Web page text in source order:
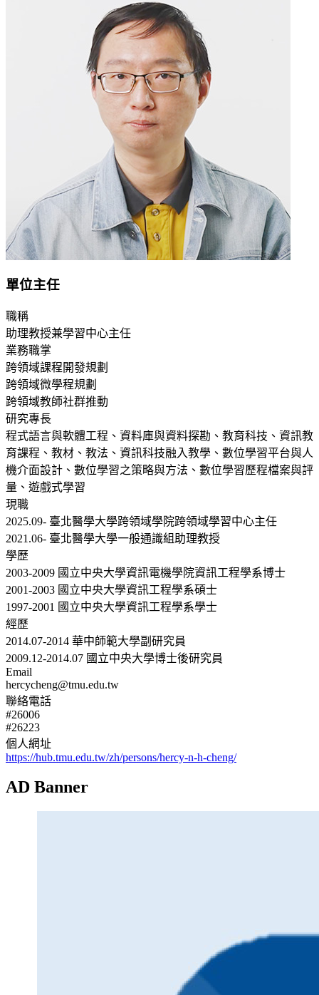
單位主任
職稱
助理教授兼學習中心主任
業務職掌
跨領域課程開發規劃
跨領域微學程規劃
跨領域教師社群推動
研究專長
程式語言與軟體工程、資料庫與資料探勘、教育科技、資訊教
育課程、教材、教法、資訊科技融入教學、數位學習平台與人
機介面設計、數位學習之策略與方法、數位學習歷程檔案與評
量、遊戲式學習
現職
2025.09- 臺北醫學大學跨領域學院跨領域學習中心主任
2021.06- 臺北醫學大學一般通識組助理教授
學歷
2003-2009 國立中央大學資訊電機學院資訊工程學系博士
2001-2003 國立中央大學資訊工程學系碩士
1997-2001 國立中央大學資訊工程學系學士
經歷
2014.07-2014 華中師範大學副研究員
2009.12-2014.07 國立中央大學博士後研究員
Email
hercycheng@tmu.edu.tw
聯絡電話
#26006
#26223
個人網址
https://hub.tmu.edu.tw/zh/persons/hercy-n-h-cheng/
AD Banner